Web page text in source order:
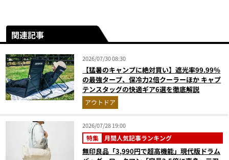
関連記事
2026/07/30 08:30
【猛暑のキャンプに絶対買い】遮光率99.99％
の最強タープ、保冷力2倍クーラーほか キャプ
テンスタッグの快適ギア6選を徹底解説
アウトドア
2026/07/28 19:00
特集 月間人気記事ランキング
無印良品「3,990円で超高機能」現代版ドラム